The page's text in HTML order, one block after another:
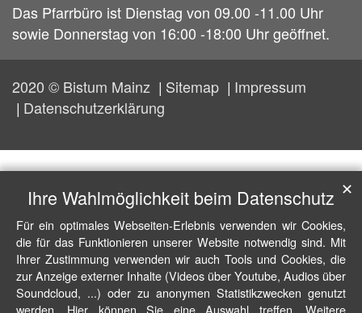
Das Pfarrbüro ist Dienstag von 09.00 -11.00 Uhr
sowie Donnerstag von 16:00 -18:00 Uhr geöffnet.
2020 © Bistum Mainz Sitemap
Impressum
Datenschutzerklärung
Ihre Wahlmöglichkeit beim Datenschutz
Für ein optimales Webseiten-Erlebnis verwenden wir Cookies,
die für das Funktionieren unserer Website notwendig sind. Mit
Ihrer Zustimmung verwenden wir auch Tools und Cookies, die
zur Anzeige externer Inhalte (Videos über Youtube, Audios über
Soundcloud, ...) oder zu anonymen Statistikzwecken genutzt
werden. Hier können Sie eine Auswahl treffen. Weitere
✕